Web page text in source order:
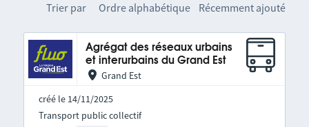
Trier par Ordre alphabétique Récemment ajouté
Agrégat des réseaux urbains
et interurbains du Grand Est
Grand Est
créé le 14/11/2025
Transport public collectif